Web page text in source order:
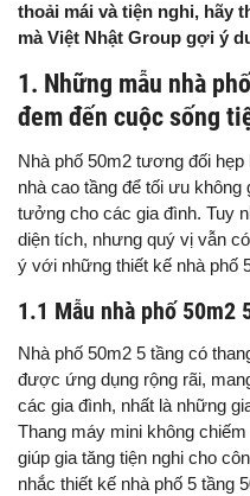
thoải mái và tiện nghi, hãy
mà Việt Nhật Group gợi ý
1. Những mẫu nhà
đem đến cuộc sống
Nhà phố 50m2 tương đối
nhà cao tầng để tối ưu
tưởng cho các gia đình. Tuy
diện tích, nhưng quý vị vẫn
ý với những thiết kế nhà phố
1.1 Mẫu nhà phố 50m2
Nhà phố 50m2 5 tầng có
được ứng dụng rộng rãi,
các gia đình, nhất là những
Thang máy mini không
giúp gia tăng tiện nghi cho
nhắc thiết kế nhà phố 5 tầng